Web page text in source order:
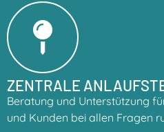
ZENTRALE
Beratung und Unterstützung
und Kunden bei allen Fragen